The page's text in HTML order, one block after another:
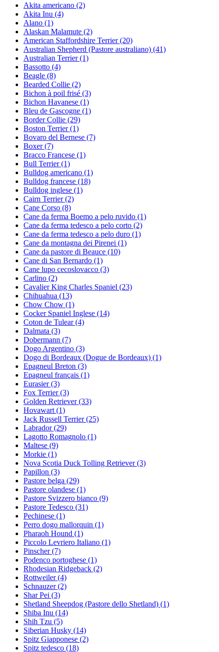
Akita americano (2)
Akita Inu (4)
Alano (1)
Alaskan Malamute (2)
American Staffordshire Terrier(20)
Australian Shepherd (Pastore australiano) (41)
Australian Terrier(1)
Bassotto (4)
Beagle (8)
Bearded Collie (2)
Bichon à poil frisé (3)
Bichon Havanese (1)
Bleu de Gascogne (1)
Border Collie (29)
Boston Terrier(1)
Bovaro del Bernese (7)
Boxer(7)
Bracco Francese (1)
Bull Terrier(1)
Bulldog americano (1)
Bulldog francese (18)
Bulldog inglese (1)
Cairn Terrier(2)
Cane Corso (8)
Cane da ferma Boemo a pelo ruvido (1)
Cane da ferma tedesco a pelo corto (2)
Cane da ferma tedesco a pelo duro (1)
Cane da montagna dei Pirenei (1)
Cane da pastore di Beauce (10)
Cane di San Bernardo (1)
Cane lupo cecoslovacco (3)
Carlino (2)
Cavalier King Charles Spaniel (23)
Chihuahua (13)
Chow Chow (1)
Cocker Spaniel Inglese (14)
Coton de Tulear(4)
Dalmata (3)
Dobermann (7)
Dogo Argentino (3)
Dogo di Bordeaux (Dogue de Bordeaux) (1)
Epagneul Breton (3)
Epagneul français (1)
Eurasier(3)
Fox Terrier(3)
Golden Retriever(33)
Hovawart (1)
Jack Russell Terrier(25)
Labrador(29)
Lagotto Romagnolo (1)
Maltese (9)
Morkie (1)
Nova Scotia Duck Tolling Retriever(3)
Papillon (3)
Pastore belga (29)
Pastore olandese (1)
Pastore Svizzero bianco (9)
Pastore Tedesco (31)
Pechinese (1)
Perro dogo mallorquin (1)
Pharaoh Hound (1)
Piccolo Levriero Italiano (1)
Pinscher(7)
Podenco portoghese (1)
Rhodesian Ridgeback (2)
Rottweiler(4)
Schnauzer(2)
Shar Pei (3)
Shetland Sheepdog (Pastore dello Shetland) (1)
Shiba Inu (14)
Shih Tzu (5)
Siberian Husky (14)
Spitz Giapponese (2)
Spitz tedesco (18)